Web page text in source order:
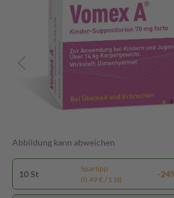
Abbildung kann abweichen
10 St
Spartipp
(0,49 € / 1 St)
-